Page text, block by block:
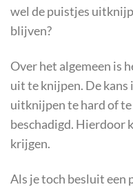
wel de puistjes
blijven?
Over het algemeen is
uit te knijpen. De
uitknijpen te hard of
beschadigd. Hierdoor
krijgen.
Als je toch besluit een